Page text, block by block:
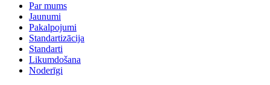
Par mums
Jaunumi
Pakalpojumi
Standartizācija
Standarti
Likumdošana
Noderīgi